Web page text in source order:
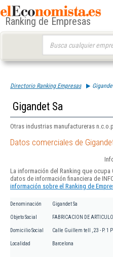
Ranking de Empresas
Directorio Ranking Empresas
Gigandet Sa
Otras industrias manufactureras
Datos comerciales de
La información del Ranking que
datos de información financiera de
información sobre el Ranking de
Denominación Gigandet Sa
Objeto Social FABRICACION DE
Domicilio Social Calle Guillem tell , 23 - P. 1
Localidad Barcelona